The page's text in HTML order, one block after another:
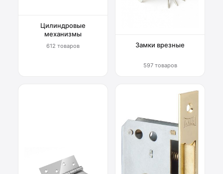
Цилиндровые
механизмы
612 товаров Замки врезные
597 товаров